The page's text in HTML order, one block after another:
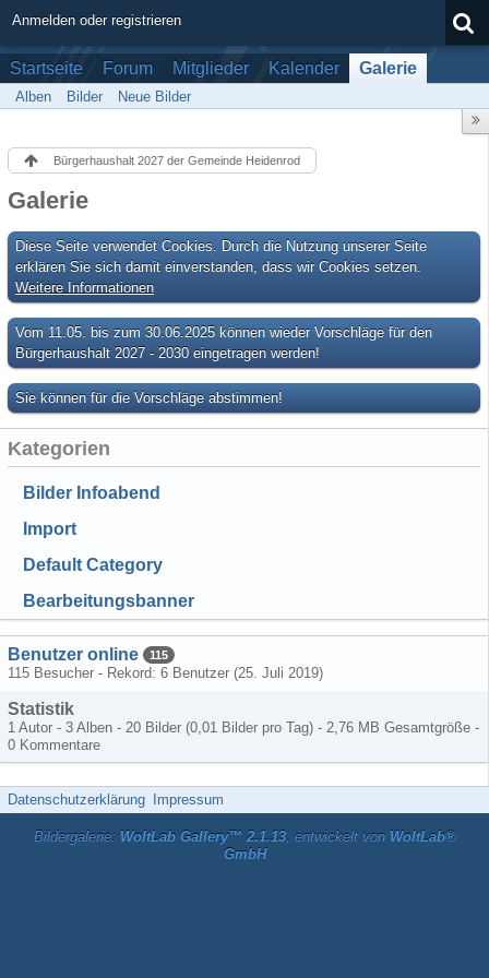
Anmelden oder registrieren
Startseite Forum Mitglieder Kalender Galerie
Alben Bilder Neue Bilder
Bürgerhaushalt 2027 der Gemeinde Heidenrod
Galerie
Diese Seite verwendet Cookies. Durch die Nutzung unserer Seite
erklären Sie sich damit einverstanden, dass wir Cookies setzen.
Weitere Informationen
Vom 11.05. bis zum 30.06.2025 können wieder Vorschläge für den
Bürgerhaushalt 2027 - 2030 eingetragen werden!
Sie können für die Vorschläge abstimmen!
Kategorien
Bilder Infoabend
Import
Default Category
Bearbeitungsbanner
Benutzer online 115
115 Besucher - Rekord: 6 Benutzer (25. Juli 2019)
Statistik
1 Autor - 3 Alben - 20 Bilder (0,01 Bilder pro Tag) - 2,76 MB Gesamtgröße -
0 Kommentare
Datenschutzerklärung Impressum
Bildergalerie: WoltLab Gallery™ 2.1.13, entwickelt von WoltLab®
GmbH